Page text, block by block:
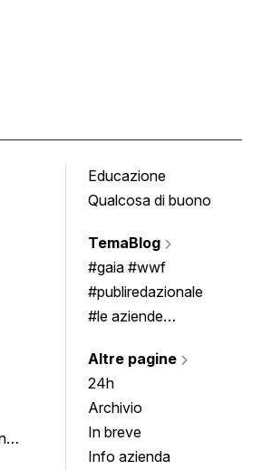
Educazione
Qualcosa di buono
TemaBlog
#gaia #wwf
#publiredazionale
#le aziende
Altre pagine
24h
Archivio
In breve
Info azienda